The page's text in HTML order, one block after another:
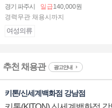
경기 파주시 일급140,000원
경력무관 채용시까지
여성의류
추천 채용관 광고안내
키톤/신세계백화점 강남점